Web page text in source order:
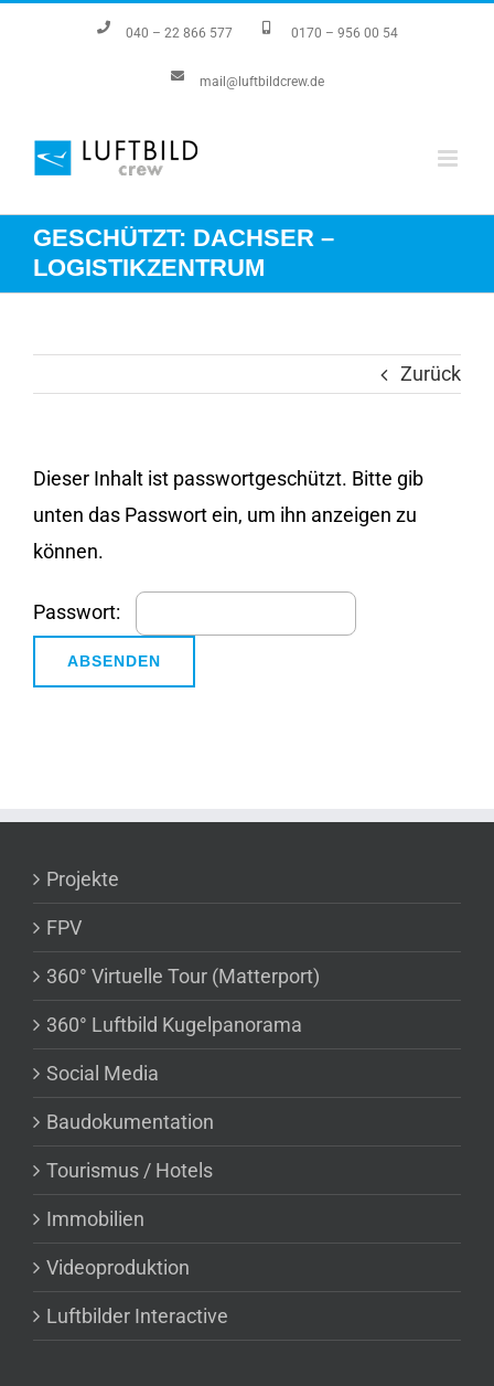
040 – 22 866 577 0170 – 956 00 54
mail@luftbildcrew.de
GESCHÜTZT: DACHSER –
LOGISTIKZENTRUM
Zurück
Dieser Inhalt ist passwortgeschützt. Bitte gib
unten das Passwort ein, um ihn anzeigen zu
können.
Passwort:
Projekte
FPV
360° Virtuelle Tour (Matterport)
360° Luftbild Kugelpanorama
Social Media
Baudokumentation
Tourismus / Hotels
Immobilien
Videoproduktion
Luftbilder Interactive